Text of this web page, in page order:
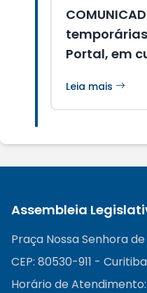
Portal, em
eleitoral
Leia mais
Assembleia
Praça Nossa Senhora
CEP: 80530-911 -
Horário de Atendimento: